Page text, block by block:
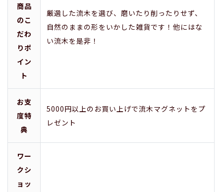
商品
のこ
だわ
りポ
イン
ト
厳選した流木を選び、磨いたり削ったりせず、
自然のままの形をいかした雑貨です！他にはな
い流木を是非！
お支
度特
典
5000円以上のお買い上げで流木マグネットをプ
レゼント
ワー
クシ
ョッ